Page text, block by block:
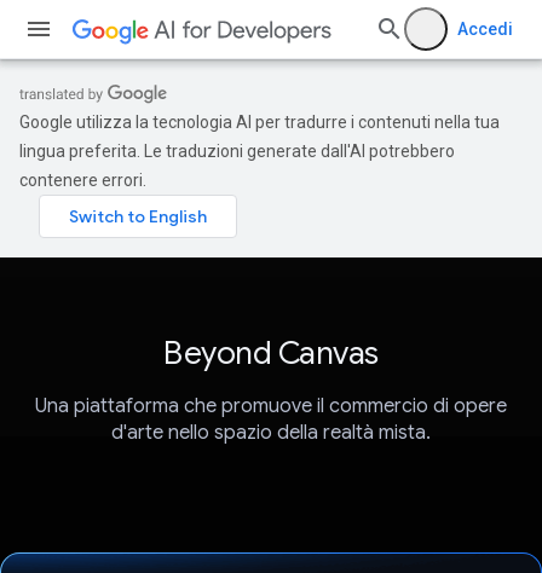
Accedi
Google utilizza la tecnologia AI per tradurre i contenuti nella tua
lingua preferita. Le traduzioni generate dall'AI potrebbero
contenere errori.
Beyond Canvas
Una piattaforma che promuove il commercio di opere
d'arte nello spazio della realtà mista.